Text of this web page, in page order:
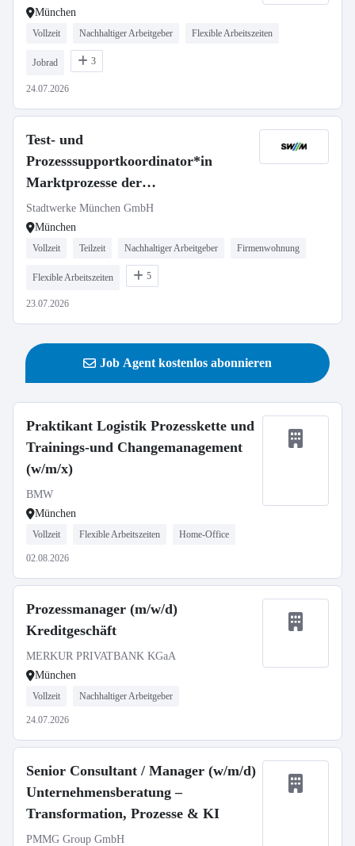
München
Vollzeit Nachhaltiger Arbeitgeber Flexible Arbeitszeiten
Jobrad 3
24.07.2026
Test- und
Prozesssupportkoordinator*in
Marktprozesse der
Energiewirtschaft - Fokus
Testautomatisierung (m/w/d)
Stadtwerke München GmbH
München
Vollzeit Teilzeit Nachhaltiger Arbeitgeber Firmenwohnung
Flexible Arbeitszeiten 5
23.07.2026
Job Agent kostenlos abonnieren
Praktikant Logistik Prozesskette und
Trainings-und Changemanagement
(w/m/x)
BMW
München
Vollzeit Flexible Arbeitszeiten Home-Office
02.08.2026
Prozessmanager (m/w/d)
Kreditgeschäft
MERKUR PRIVATBANK KGaA
München
Vollzeit Nachhaltiger Arbeitgeber
24.07.2026
Senior Consultant / Manager (w/m/d)
Unternehmensberatung –
Transformation, Prozesse & KI
PMMG Group GmbH